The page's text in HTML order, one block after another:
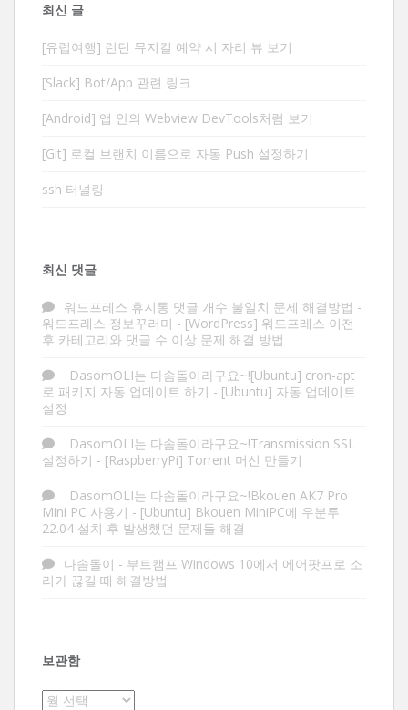
최신 글
[유럽여행] 런던 뮤지컬 예약 시 자리 뷰 보기
[Slack] Bot/App 관련 링크
[Android] 앱 안의 Webview DevTools처럼 보기
[Git] 로컬 브랜치 이름으로 자동 Push 설정하기
ssh 터널링
최신 댓글
워드프레스 휴지통 댓글 개수 불일치 문제 해결방법 -
워드프레스 정보꾸러미 - [WordPress] 워드프레스 이전
후 카테고리와 댓글 수 이상 문제 해결 방법
DasomOLI는 다솜돌이라구요~![Ubuntu] cron-apt
로 패키지 자동 업데이트 하기 - [Ubuntu] 자동 업데이트
설정
DasomOLI는 다솜돌이라구요~!Transmission SSL
설정하기 - [RaspberryPi] Torrent 머신 만들기
DasomOLI는 다솜돌이라구요~!Bkouen AK7 Pro
Mini PC 사용기 - [Ubuntu] Bkouen MiniPC에 우분투
22.04 설치 후 발생했던 문제들 해결
다솜돌이 - 부트캠프 Windows 10에서 에어팟프로 소
리가 끊길 때 해결방법
보관함
보